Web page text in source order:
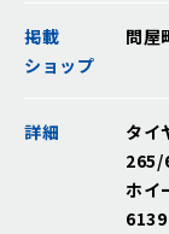
掲載
ショップ
問屋
詳細
タ
265/
ホイ